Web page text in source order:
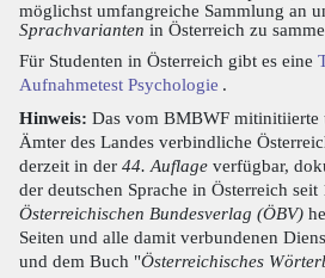
möglichst umfangreiche Sammlung an
Sprachvarianten in Österreich zu
Für Studenten in Österreich gibt es eine
Aufnahmetest Psychologie .
Hinweis: Das vom BMBWF mitinitiierte
Ämter des Landes verbindliche
derzeit in der 44. Auflage verfügbar,
der deutschen Sprache in Österreich
Österreichischen Bundesverlag (ÖBV)
Seiten und alle damit verbundenen
und dem Buch "Österreichisches